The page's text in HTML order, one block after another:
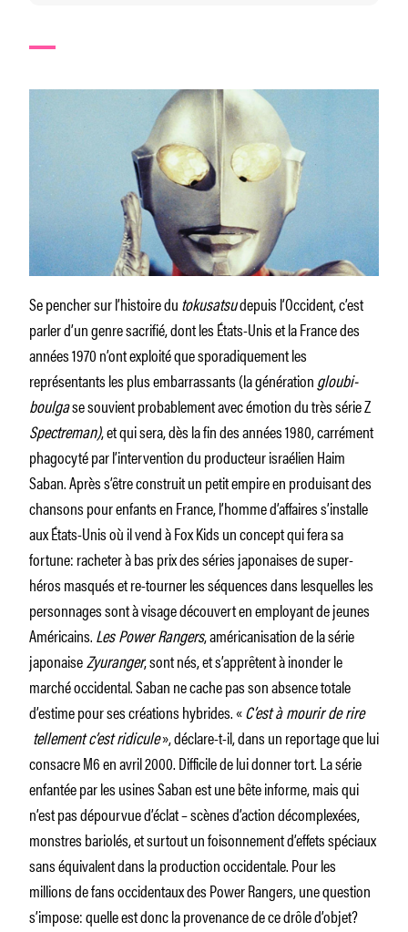
Se pencher sur l’histoire dutokusatsudepuis l’Occident, c’est
parler d’un genre sacrifié, dont les États-Unis et la France des
années 1970 n’ont exploité que sporadiquement les
représentants les plus embarrassants (la générationgloubi-
boulgase souvient probablement avec émotion du très série Z
Spectreman), et qui sera, dès la fin des années 1980, carrément
phagocyté par l’intervention du producteur israélien Haim
Saban. Après s’être construit un petit empire en produisant des
chansons pour enfants en France, l’homme d’affaires s’installe
aux États-Unis où il vend à Fox Kids un concept qui fera sa
fortune: racheter à bas prix des séries japonaises de super-
héros masqués et re-tourner les séquences dans lesquelles les
personnages sont à visage découvert en employant de jeunes
Américains.Les Power Rangers, américanisation de la série
japonaiseZyuranger, sont nés, et s’apprêtent à inonder le
marché occidental. Saban ne cache pas son absence totale
d’estime pour ses créations hybrides. «C’est à mourir de rire
tellement c’est ridicule», déclare-t-il, dans un reportage que lui
consacre M6 en avril 2000. Difficile de lui donner tort. La série
enfantée par les usines Saban est une bête informe, mais qui
n’est pas dépourvue d’éclat – scènes d’action décomplexées,
monstres bariolés, et surtout un foisonnement d’effets spéciaux
sans équivalent dans la production occidentale. Pour les
millions de fans occidentaux des Power Rangers, une question
s’impose: quelle est donc la provenance de ce drôle d’objet?